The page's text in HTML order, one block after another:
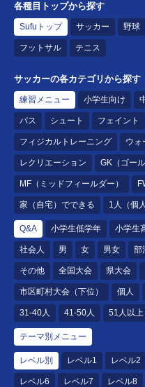
各種目トップから探す
Sufuトップ サッカー 野球
フットサル テニス
サッカーの各カテゴリから探す
練習メニュー 小学生向け
パス シュート フェイント
フィジカルトレーニング ウォ
レクリエーション GK（ゴー
MF（ミッドフィールダー）
家（自宅）でできる 1人（個
Q&A 小学生低学年 小学生
社会人 男 女 男女 部
その他 全国大会 県大会
市区町村大会（下位） 個人
31-40人 41-50人 51人以上
テーマ別メニュー
レベル別 レベル1 レベル2
レベル6 レベル7 レベル8